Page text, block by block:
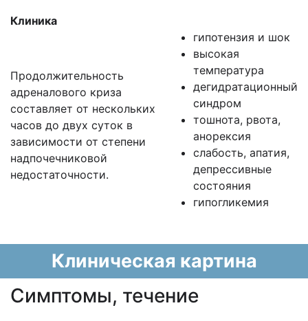
Клиника
Продолжительность
адреналового криза
составляет от нескольких
часов до двух суток в
зависимости от степени
надпочечниковой
недостаточности.
гипотензия и шок
высокая
температура
дегидратационный
синдром
тошнота, рвота,
анорексия
слабость, апатия,
депрессивные
состояния
гипогликемия
Клиническая картина
Cимптомы, течение